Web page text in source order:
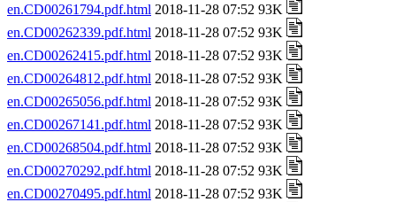
en.CD00261794.pdf.html 2018-11-28 07:52 93K
en.CD00262339.pdf.html 2018-11-28 07:52 93K
en.CD00262415.pdf.html 2018-11-28 07:52 93K
en.CD00264812.pdf.html 2018-11-28 07:52 93K
en.CD00265056.pdf.html 2018-11-28 07:52 93K
en.CD00267141.pdf.html 2018-11-28 07:52 93K
en.CD00268504.pdf.html 2018-11-28 07:52 93K
en.CD00270292.pdf.html 2018-11-28 07:52 93K
en.CD00270495.pdf.html 2018-11-28 07:52 93K